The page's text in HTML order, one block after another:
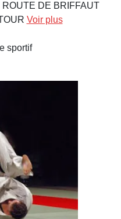
DE BRIFFAUT
Voir plus
sportif